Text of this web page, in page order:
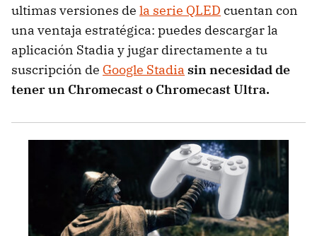
ultimas versiones de la serie QLED cuentan con
una ventaja estratégica: puedes descargar la
aplicación Stadia y jugar directamente a tu
suscripción de Google Stadia sin necesidad de
tener un Chromecast o Chromecast Ultra.